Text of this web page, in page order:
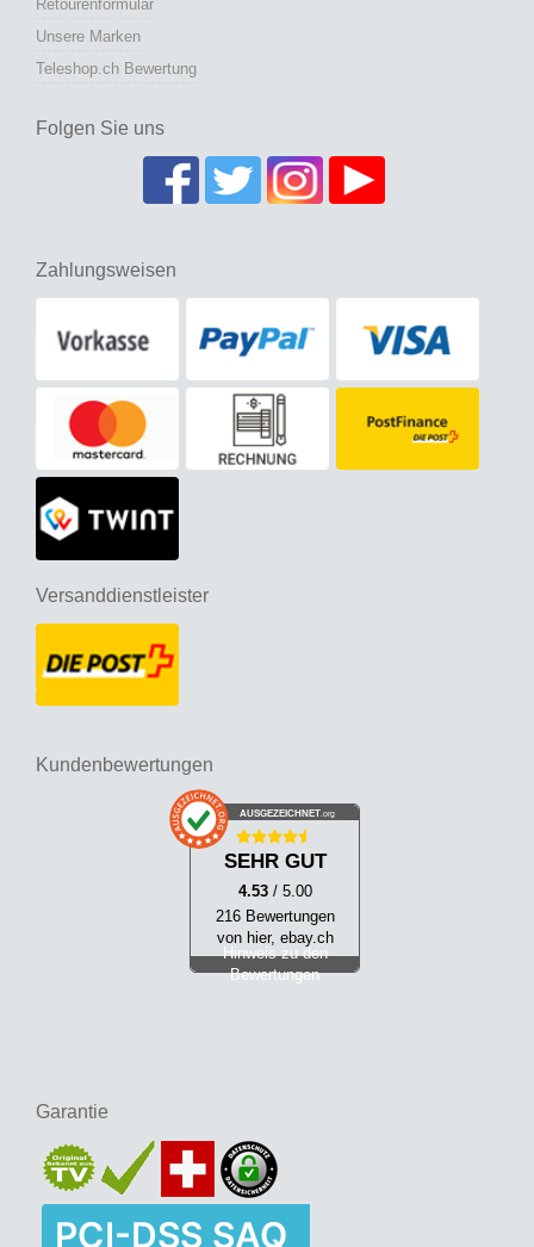
Retourenformular
Unsere Marken
Teleshop.ch Bewertung
Folgen Sie uns
Zahlungsweisen
Versanddienstleister
Kundenbewertungen
AUSGEZEICHNET .org
SEHR GUT
4.53 / 5.00
216 Bewertungen
von hier, ebay.ch
Hinweis zu den
Bewertungen
Garantie